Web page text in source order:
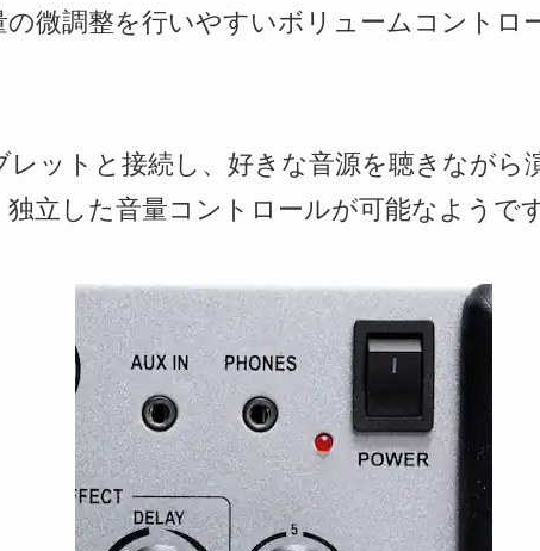
微調整を行いやすいボリュームコントロ
レットと接続し、好きな音源を聴きながら
立した音量コントロールが可能なようです